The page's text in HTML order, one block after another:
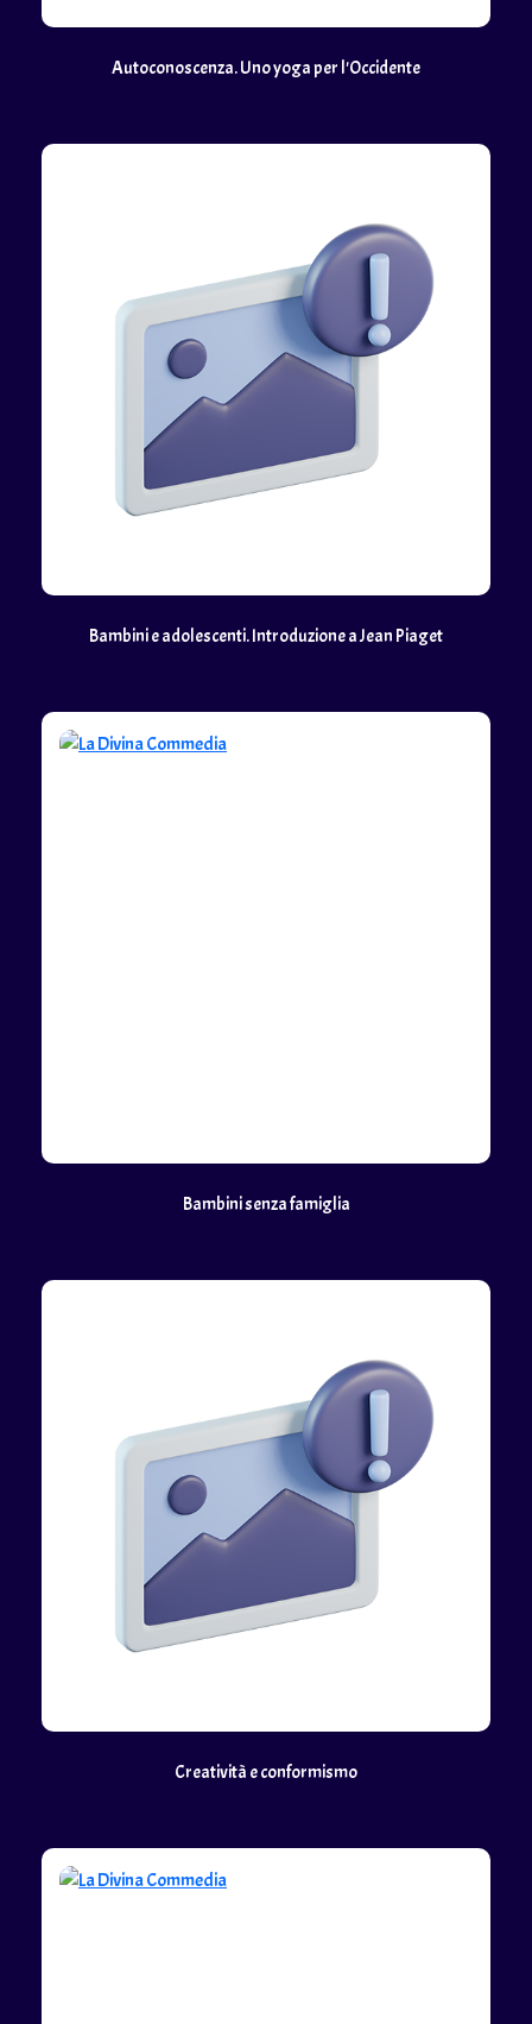
Autoconoscenza. Uno yoga per l'Occidente
Bambini e adolescenti. Introduzione a Jean Piaget
Bambini senza famiglia
Creatività e conformismo